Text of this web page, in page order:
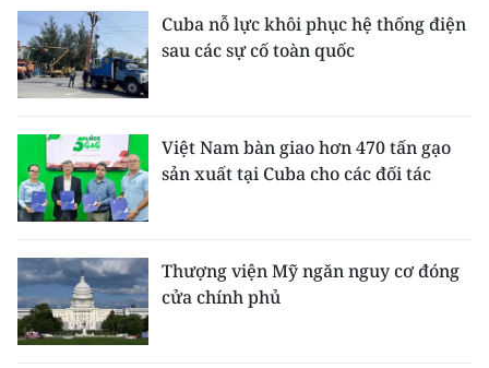
Cuba nỗ lực khôi phục hệ thống điện
sau các sự cố toàn quốc
Việt Nam bàn giao hơn 470 tấn gạo
sản xuất tại Cuba cho các đối tác
Thượng viện Mỹ ngăn nguy cơ đóng
cửa chính phủ